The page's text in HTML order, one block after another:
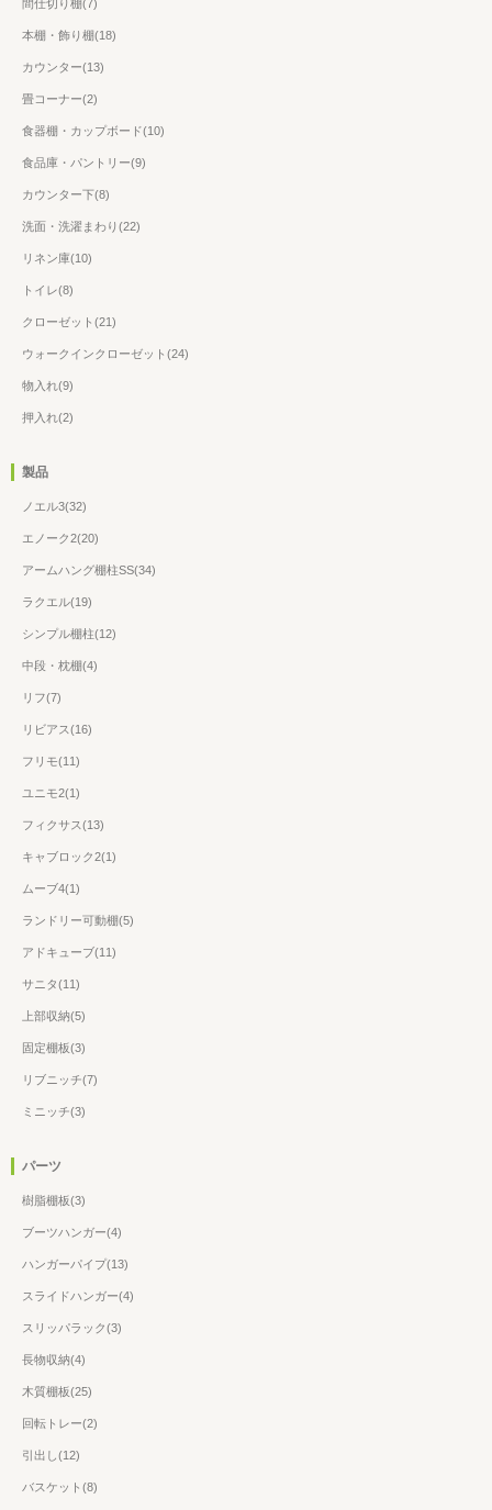
間仕切り棚(7)
本棚・飾り棚(18)
カウンター(13)
畳コーナー(2)
食器棚・カップボード(10)
食品庫・パントリー(9)
カウンター下(8)
洗面・洗濯まわり(22)
リネン庫(10)
トイレ(8)
クローゼット(21)
ウォークインクローゼット(24)
物入れ(9)
押入れ(2)
製品
ノエル3(32)
エノーク2(20)
アームハング棚柱SS(34)
ラクエル(19)
シンプル棚柱(12)
中段・枕棚(4)
リフ(7)
リビアス(16)
フリモ(11)
ユニモ2(1)
フィクサス(13)
キャブロック2(1)
ムーブ4(1)
ランドリー可動棚(5)
アドキューブ(11)
サニタ(11)
上部収納(5)
固定棚板(3)
リブニッチ(7)
ミニッチ(3)
パーツ
樹脂棚板(3)
ブーツハンガー(4)
ハンガーパイプ(13)
スライドハンガー(4)
スリッパラック(3)
長物収納(4)
木質棚板(25)
回転トレー(2)
引出し(12)
バスケット(8)